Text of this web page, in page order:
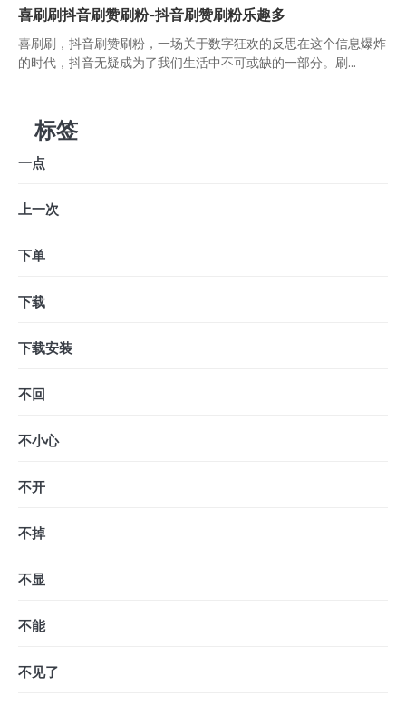
喜刷刷抖音刷赞刷粉-抖音刷赞刷粉乐趣多
喜刷刷，抖音刷赞刷粉，一场关于数字狂欢的反思在这个信息爆炸
的时代，抖音无疑成为了我们生活中不可或缺的一部分。刷...
标签
一点
上一次
下单
下载
下载安装
不回
不小心
不开
不掉
不显
不能
不见了